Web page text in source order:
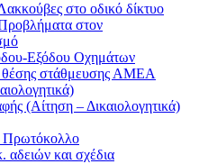
στο οδικό δίκτυο
στον
Εξόδου Οχημάτων
στάθμευσης ΑΜΕΑ
(Αίτηση – Δικαιολογητικά)
Πρωτόκολλο
αδειών και σχέδια